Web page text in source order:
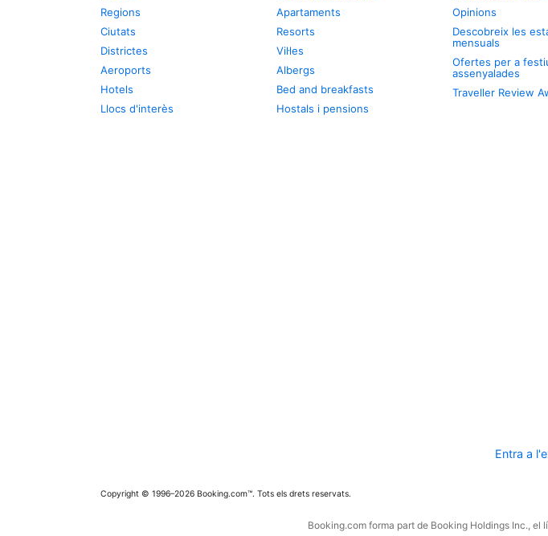
Regions
Ciutats
Districtes
Aeroports
Hotels
Llocs d'interès
Apartaments
Resorts
Vil·les
Albergs
Bed and breakfasts
Hostals i pensions
Opinions
Descobreix les
mensuals
Ofertes per a
assenyalades
Traveller Review
Entra a
Copyright © 1996–2026 Booking.com™. Tots els drets reservats.
Booking.com forma part de Booking Holdings Inc.,